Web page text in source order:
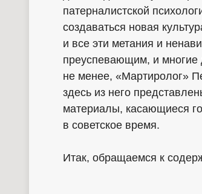
патерналистской
создаваться новая
и все эти метания и
преуспевающим, и многие
не менее, «Мартиролог»
здесь из него
материалы, касающиеся
в советское время.
Итак, обращаемся к